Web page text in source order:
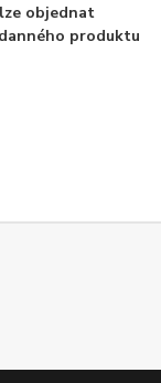
objednat
produktu